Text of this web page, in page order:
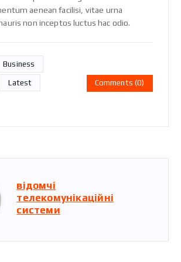
aenean facilisi, vitae urna
non inceptos luctus hac odio.
Business
Latest Comments (0)
відомчі
телекомунікаційні
системи